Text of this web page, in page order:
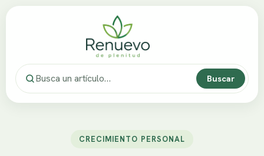
Buscar
CRECIMIENTO PERSONAL